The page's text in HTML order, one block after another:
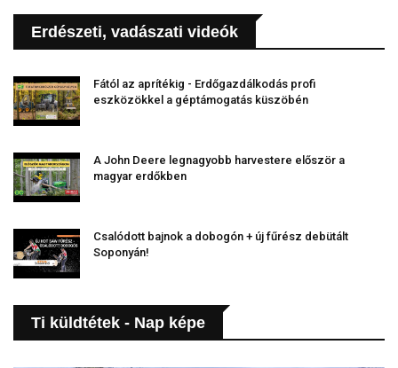
Erdészeti, vadászati videók
Fától az aprítékig - Erdőgazdálkodás profi
eszközökkel a géptámogatás küszöbén
A John Deere legnagyobb harvestere először a
magyar erdőkben
Csalódott bajnok a dobogón + új fűrész debütált
Soponyán!
Ti küldtétek - Nap képe